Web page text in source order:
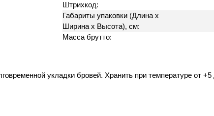
Штрихкод:
Габариты упаковки (Длина х
Ширина х Высота), см:
Масса брутто:
укладки бровей. Хранить при температуре от